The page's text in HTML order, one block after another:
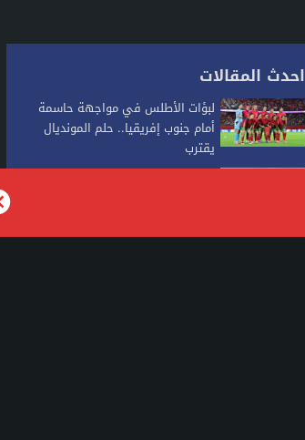
احدث المقالات
لبؤات الأطلس في مواجهة حاسمة
أمام جنوب إفريقيا.. حلم المونديال
يقترب
تحذير للمغاربة من نصب إلكتروني